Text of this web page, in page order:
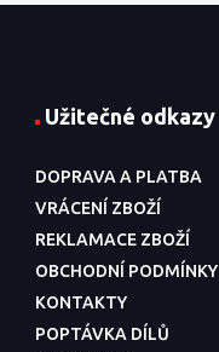
Užitečné odkazy
DOPRAVA A PLATBA
VRÁCENÍ ZBOŽÍ
REKLAMACE ZBOŽÍ
OBCHODNÍ PODMÍNKY
KONTAKTY
POPTÁVKA DÍLŮ